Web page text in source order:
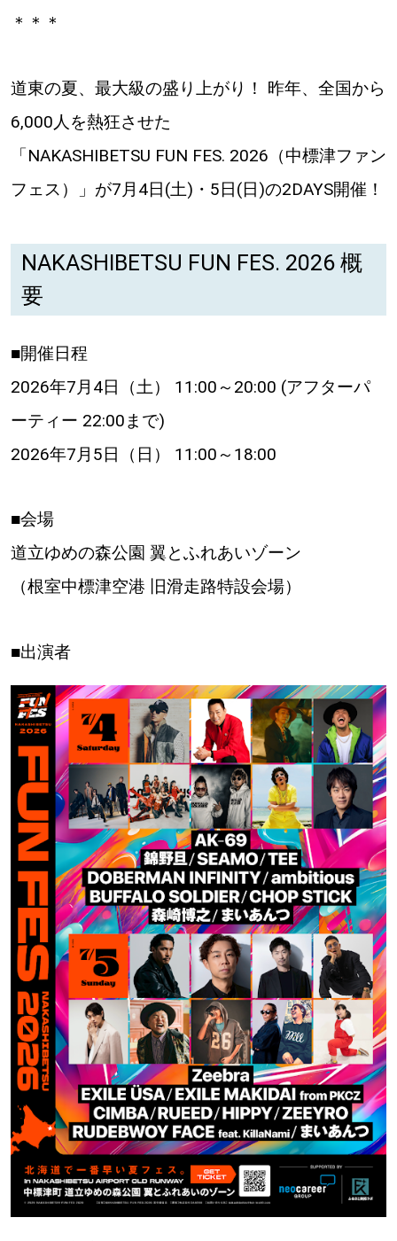
北海道で暮らす、あなたとつくる、
明日への”きっかけ”WEBマガジン
パートナーメディア Sitakkeパートナー
運営会社 広告掲載
情報提供・お問い合わせ 利用規約
プライバシーポリシー
閉じる
道東
道央
KEYWORD キーワード
Sitakke編集部あい
【いろんな価値観や生き方に触れたい】
【札幌のお気に入りを見つけたい】
【道央のお気に入りを見つけたい】
＊＊＊
道東の夏、最大級の盛り上がり！ 昨年、全国から
6,000人を熱狂させた
「NAKASHIBETSU FUN FES. 2026（中標津ファン
フェス）」が7月4日(土)・5日(日)の2DAYS開催！
NAKASHIBETSU FUN FES. 2026 概
要
■開催日程
2026年7月4日（土） 11:00～20:00 (アフターパ
ーティー 22:00まで)
2026年7月5日（日） 11:00～18:00
■会場
道立ゆめの森公園 翼とふれあいゾーン
（根室中標津空港 旧滑走路特設会場）
■出演者